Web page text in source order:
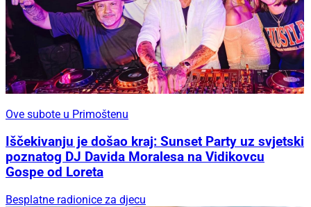
Ove subote u Primoštenu
Iščekivanju je došao kraj: Sunset Party uz svjetski
poznatog DJ Davida Moralesa na Vidikovcu
Gospe od Loreta
Besplatne radionice za djecu